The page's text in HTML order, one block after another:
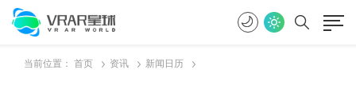
当前位置： 首页 资讯 新闻日历